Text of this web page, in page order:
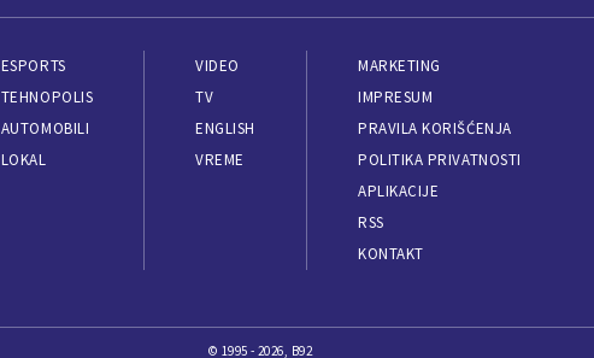
ESPORTS
TEHNOPOLIS
AUTOMOBILI
LOKAL
VIDEO
TV
ENGLISH
VREME
MARKETING
IMPRESUM
PRAVILA KORIŠĆENJA
POLITIKA PRIVATNOSTI
APLIKACIJE
RSS
KONTAKT
© 1995 - 2026, B92